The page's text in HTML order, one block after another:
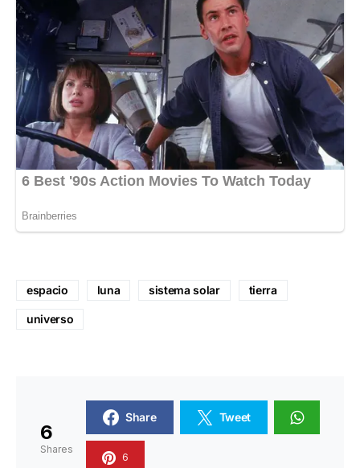
espacio luna sistema solar tierra
universo
6
Shares
Share Tweet
6